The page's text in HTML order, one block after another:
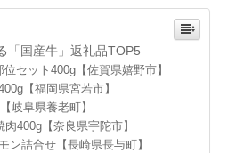
「国産牛」返礼品TOP5
セット400g【佐賀県嬉野市】
【福岡県宮若市】
岐阜県養老町】
400g【奈良県宇陀市】
ン詰合せ【長崎県長与町】